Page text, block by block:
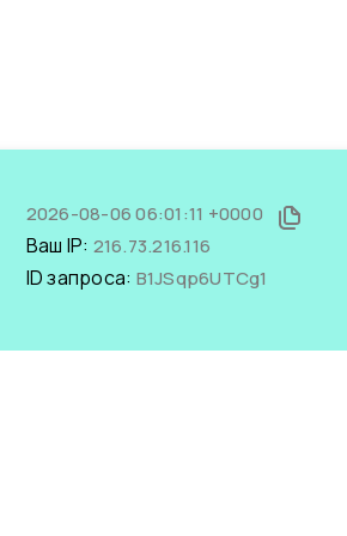
2026-08-06 06:01:11 +0000
Ваш IP: 216.73.216.116
ID запроса: B1JSqp6UTCg1